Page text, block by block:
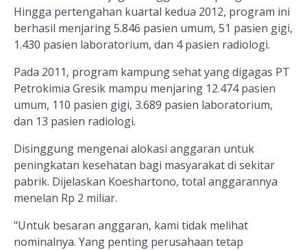
Hingga pertengahan kuartal kedua 2012, program ini
berhasil menjaring 5.846 pasien umum, 51 pasien gigi,
1.430 pasien laboratorium, dan 4 pasien radiologi.
Pada 2011, program kampung sehat yang digagas PT
Petrokimia Gresik mampu menjaring 12.474 pasien
umum, 110 pasien gigi, 3.689 pasien laboratorium,
dan 13 pasien radiologi.
Disinggung mengenai alokasi anggaran untuk
peningkatan kesehatan bagi masyarakat di sekitar
pabrik. Dijelaskan Koeshartono, total anggarannya
menelan Rp 2 miliar.
"Untuk besaran anggaran, kami tidak melihat
nominalnya. Yang penting perusahaan tetap